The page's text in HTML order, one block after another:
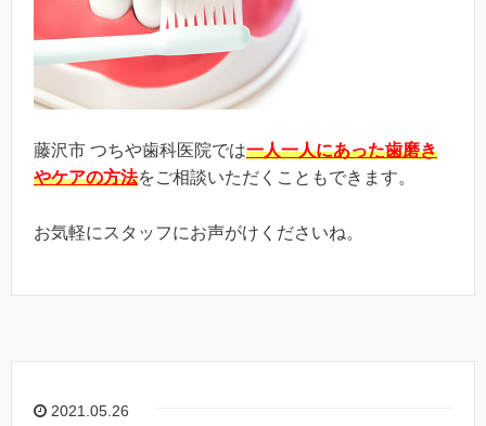
藤沢市 つちや歯科医院では一人一人にあった歯磨き
やケアの方法をご相談いただくこともできます。
お気軽にスタッフにお声がけくださいね。
2021.05.26